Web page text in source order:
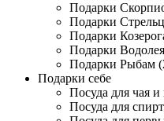
Подарки
Подарки
Подарки
Подарки
Подарки Рыбам
Подарки себе
Посуда для чая и
Посуда для